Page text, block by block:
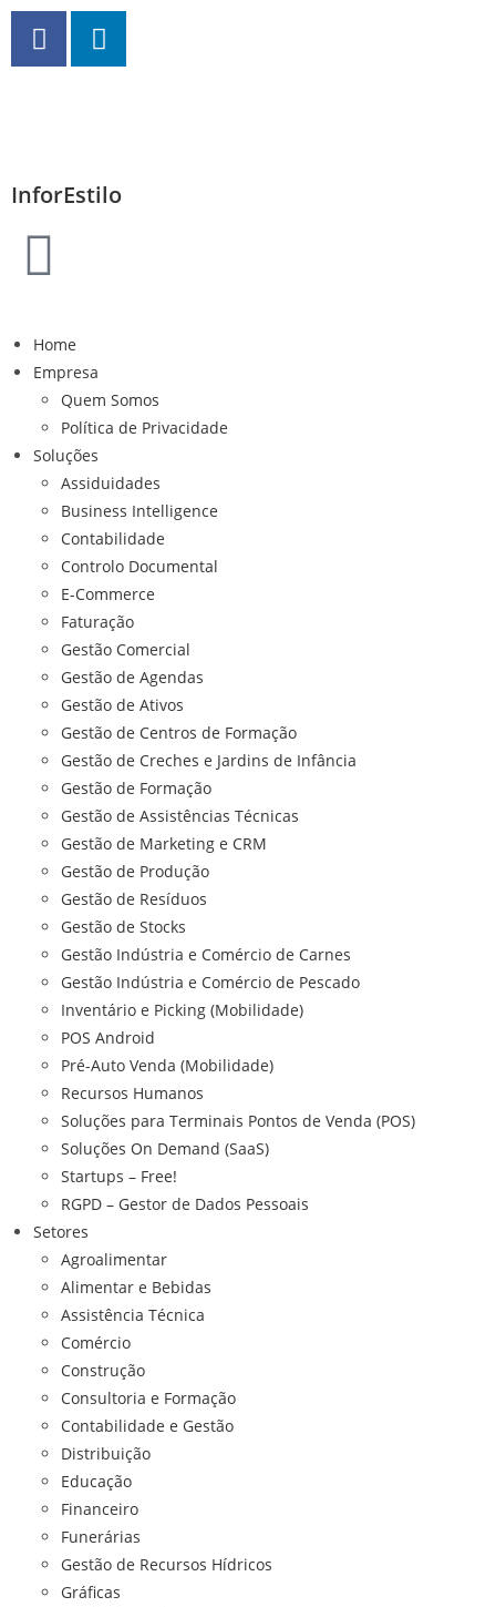
InforEstilo
Home
Empresa
Quem Somos
Política de Privacidade
Soluções
Assiduidades
Business Intelligence
Contabilidade
Controlo Documental
E-Commerce
Faturação
Gestão Comercial
Gestão de Agendas
Gestão de Ativos
Gestão de Centros de Formação
Gestão de Creches e Jardins de Infância
Gestão de Formação
Gestão de Assistências Técnicas
Gestão de Marketing e CRM
Gestão de Produção
Gestão de Resíduos
Gestão de Stocks
Gestão Indústria e Comércio de Carnes
Gestão Indústria e Comércio de Pescado
Inventário e Picking (Mobilidade)
POS Android
Pré-Auto Venda (Mobilidade)
Recursos Humanos
Soluções para Terminais Pontos de Venda (POS)
Soluções On Demand (SaaS)
Startups – Free!
RGPD – Gestor de Dados Pessoais
Setores
Agroalimentar
Alimentar e Bebidas
Assistência Técnica
Comércio
Construção
Consultoria e Formação
Contabilidade e Gestão
Distribuição
Educação
Financeiro
Funerárias
Gestão de Recursos Hídricos
Gráficas